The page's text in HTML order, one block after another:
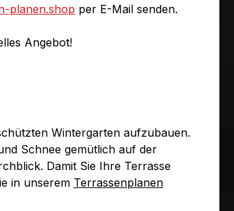
planen.shop per E-Mail senden.
Angebot!
Wintergarten aufzubauen.
Schnee gemütlich auf der
Damit Sie Ihre Terrasse
in unserem Terrassenplanen